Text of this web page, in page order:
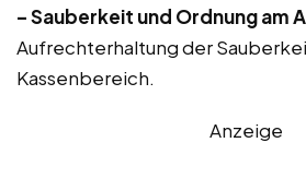
– Sauberkeit und Ordnung am
Aufrechterhaltung der
Kassenbereich.
Anzeige